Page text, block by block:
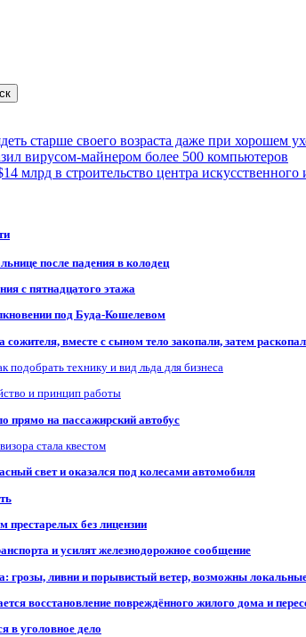
старше своего возраста даже при хорошем
вирусом-майнером более 500 компьютеров
млрд в строительство центра искусственного
после падения в колодец
с пятнадцатого этажа
под Буда-Кошелевом
вместе с сыном тело закопали, затем
подобрать технику и вид льда для бизнеса
и принцип работы
прямо на пассажирский автобус
стала квестом
свет и оказался под колесами автомобиля
без лицензии
и усилят железнодорожное сообщение
грозы, ливни и порывистый ветер, возможны
восстановление повреждённого жилого дома и
в уголовное дело